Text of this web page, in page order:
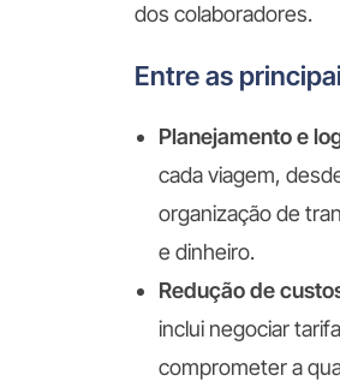
dos colaboradores.
Entre as
Planejamento e
cada viagem,
organização de
e dinheiro.
Redução de
inclui negociar
comprometer a